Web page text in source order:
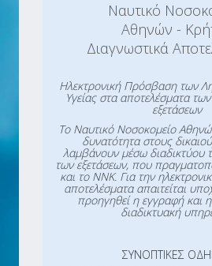
Ναυτικό
Αθηνών -
Διαγνωστικά
Ηλεκτρονική Πρόσβαση των
Υγείας στα αποτελέσματα
εξετάσεων
Το Ναυτικό Νοσοκομείο
δυνατότητα στους
λαμβάνουν μέσω διαδικτύου
των εξετάσεων, που
και το ΝΝΚ. Για την
αποτελέσματα απαιτείται
προηγηθεί η εγγραφή και
διαδικτυακή
ΣΥΝΟΠΤΙΚΕΣ